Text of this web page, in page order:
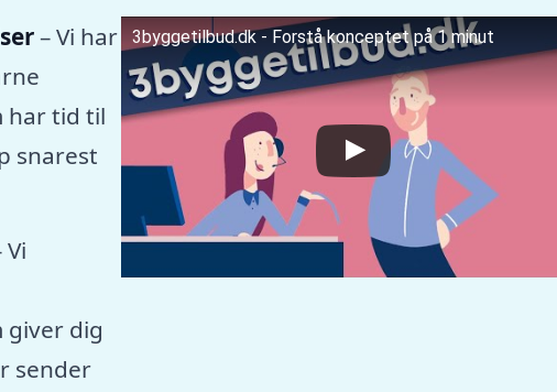
– Vi har
har tid til
snarest
Vi
giver dig
sender
3byggetilbud.dk - Forstå konceptet på 1 minut